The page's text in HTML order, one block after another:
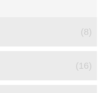
(8)
(16)